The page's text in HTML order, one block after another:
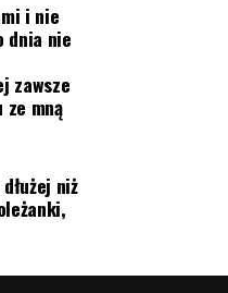
i nie
dnia nie
zawsze
mną
niż